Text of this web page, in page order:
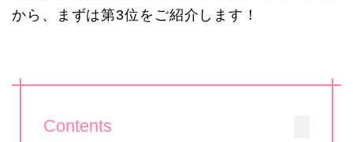
から、まずは第3位をご紹介します！
Contents